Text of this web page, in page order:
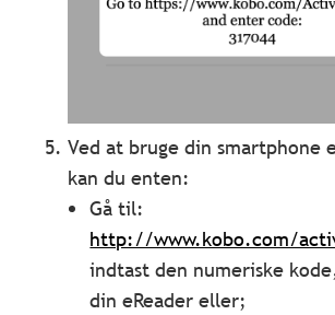
Ved at bruge din smartphone
kan du enten:
Gå til:
http://www.kobo.com/
indtast den numeriske
din eReader eller;